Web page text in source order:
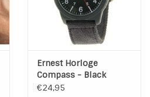
Ernest Horloge
Compass - Black
€24,95